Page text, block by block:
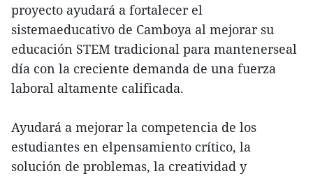
proyecto ayudará a fortalecer el
sistemaeducativo de Camboya al mejorar su
educación STEM tradicional para mantenerseal
día con la creciente demanda de una fuerza
laboral altamente calificada.
Ayudará a mejorar la competencia de los
estudiantes en elpensamiento crítico, la
solución de problemas, la creatividad y